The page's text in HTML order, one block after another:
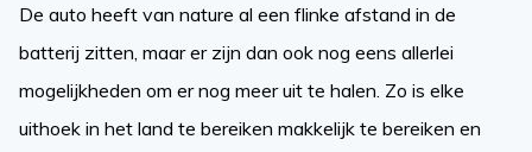
De auto heeft van nature al een flinke afstand in de
batterij zitten, maar er zijn dan ook nog eens allerlei
mogelijkheden om er nog meer uit te halen. Zo is elke
uithoek in het land te bereiken makkelijk te bereiken en